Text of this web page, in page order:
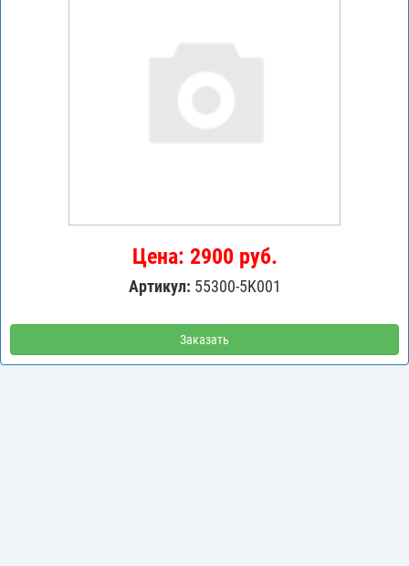
Цена: 2900 руб.
Артикул: 55300-5K001
Заказать